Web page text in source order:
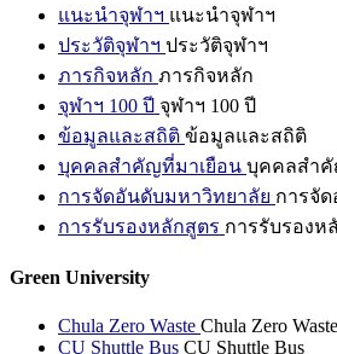
แนะนำจุฬาฯ แนะนำจุฬาฯ
ประวัติจุฬาฯ ประวัติจุฬาฯ
ภารกิจหลัก ภารกิจหลัก
จุฬาฯ 100 ปี จุฬาฯ 100 ปี
ข้อมูลและสถิติ ข้อมูลและสถิติ
บุคคลสำคัญที่มาเยือน บุคคลสำ
การจัดอันดับมหาวิทยาลัย การจั
การรับรองหลักสูตร การรับรองห
Green University
Chula Zero Waste Chula Zero Waste
CU Shuttle Bus CU Shuttle Bus